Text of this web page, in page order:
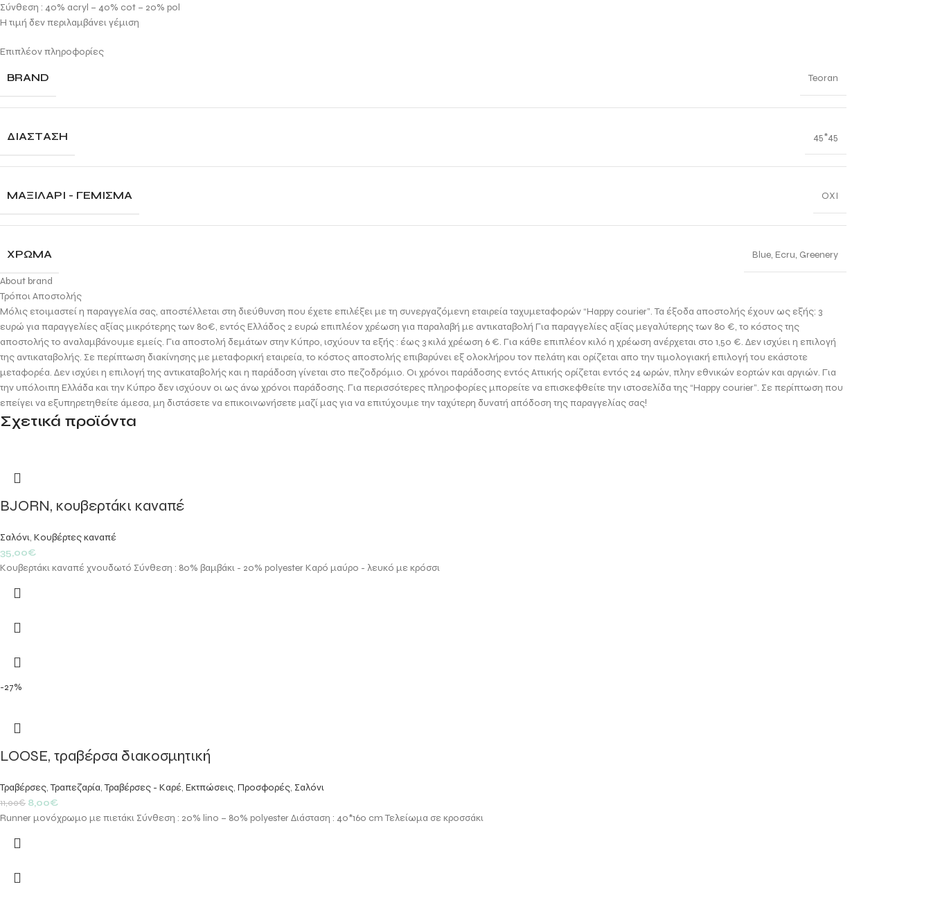
Σύνθεση : 40% acryl – 40% cot – 20% pol
Η τιμή δεν περιλαμβάνει γέμιση
Επιπλέον πληροφορίες
BRAND Teoran
ΔΙΆΣΤΑΣΗ 45*45
ΜΑΞΙΛΑΡΙ - ΓΕΜΙΣΜΑ ΟΧΙ
ΧΡΏΜΑ Blue, Ecru, Greenery
About brand
Τρόποι Αποστολής
Μόλις ετοιμαστεί η παραγγελία σας, αποστέλλεται στη διεύθυνση που έχετε επιλέξει με τη συνεργαζόμενη εταιρεία ταχυμεταφορών “Happy courier”. Τα έξοδα αποστολής έχουν ως εξής: 3
ευρώ για παραγγελίες αξίας μικρότερης των 80€, εντός Ελλάδος 2 ευρώ επιπλέον χρέωση για παραλαβή με αντικαταβολή Για παραγγελίες αξίας μεγαλύτερης των 80 €, το κόστος της
αποστολής το αναλαμβάνουμε εμείς. Για αποστολή δεμάτων στην Κύπρο, ισχύουν τα εξής : έως 3 κιλά χρέωση 6 €. Για κάθε επιπλέον κιλό η χρέωση ανέρχεται στο 1,50 €. Δεν ισχύει η επιλογή
της αντικαταβολής. Σε περίπτωση διακίνησης με μεταφορική εταιρεία, το κόστος αποστολής επιβαρύνει εξ ολοκλήρου τον πελάτη και ορίζεται απο την τιμολογιακή επιλογή του εκάστοτε
μεταφορέα. Δεν ισχύει η επιλογή της αντικαταβολής και η παράδοση γίνεται στο πεζοδρόμιο. Οι χρόνοι παράδοσης εντός Αττικής ορίζεται εντός 24 ωρών, πλην εθνικών εορτών και αργιών. Για
την υπόλοιπη Ελλάδα και την Κύπρο δεν ισχύουν οι ως άνω χρόνοι παράδοσης. Για περισσότερες πληροφορίες μπορείτε να επισκεφθείτε την ιστοσελίδα της “Happy courier”. Σε περίπτωση που
επείγει να εξυπηρετηθείτε άμεσα, μη διστάσετε να επικοινωνήσετε μαζί μας για να επιτύχουμε την ταχύτερη δυνατή απόδοση της παραγγελίας σας!
Σχετικά προϊόντα
BJORN, κουβερτάκι καναπέ
Σαλόνι, Κουβέρτες καναπέ
35,00€
Κουβερτάκι καναπέ χνουδωτό Σύνθεση : 80% βαμβάκι - 20% polyester Καρό μαύρο - λευκό με κρόσσι
-27%
LOOSE, τραβέρσα διακοσμητική
Τραβέρσες, Τραπεζαρία, Τραβέρσες - Καρέ, Εκτπώσεις, Προσφορές, Σαλόνι
11,00€ 8,00€
Runner μονόχρωμο με πιετάκι Σύνθεση : 20% lino – 80% polyester Διάσταση : 40*160 cm Τελείωμα σε κροσσάκι